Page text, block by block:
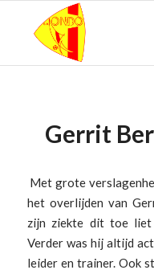
Gerrit
Met grote
het overlijden van
zijn ziekte dit toe liet
Verder was hij altijd
leider en trainer. Ook